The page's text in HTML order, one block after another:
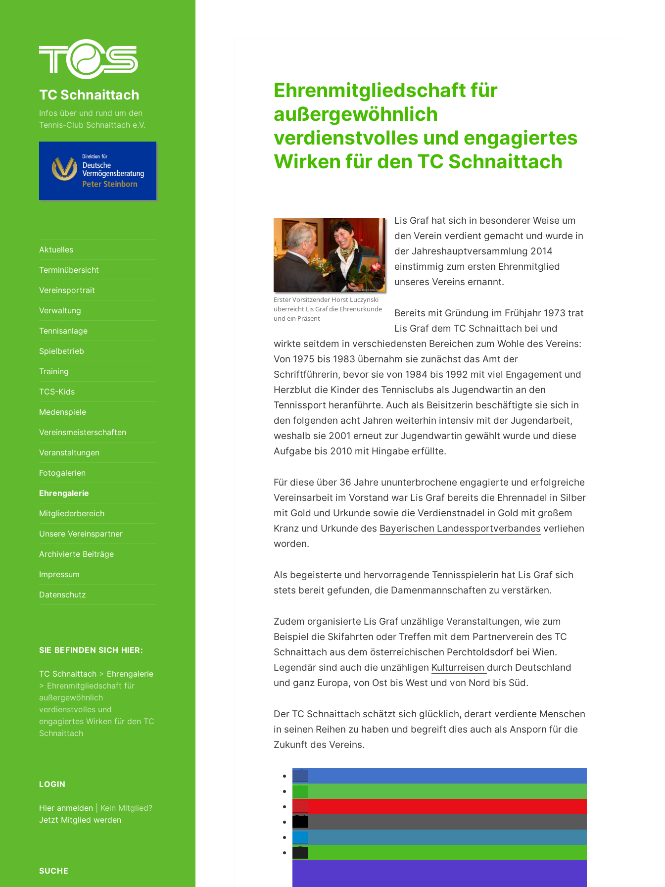
TC Schnaittach
Infos über und rund um den
Tennis-Club Schnaittach e.V.
Aktuelles
Terminübersicht
Vereinsportrait
Verwaltung
Tennisanlage
Spielbetrieb
Training
TCS-Kids
Medenspiele
Vereinsmeisterschaften
Veranstaltungen
Fotogalerien
Ehrengalerie
Mitgliederbereich
Unsere Vereinspartner
Archivierte Beiträge
Impressum
Datenschutz
SIE BEFINDEN SICH HIER:
TC Schnaittach > Ehrengalerie
> Ehrenmitgliedschaft für
außergewöhnlich
verdienstvolles und
engagiertes Wirken für den TC
Schnaittach
LOGIN
Hier anmelden | Kein Mitglied?
Jetzt Mitglied werden
SUCHE
Ehrenmitgliedschaft für
außergewöhnlich
verdienstvolles und engagiertes
Wirken für den TC Schnaittach
Erster Vorsitzender Horst Luczynski
überreicht Lis Graf die Ehrenurkunde
und ein Präsent
Lis Graf hat sich in besonderer Weise um
den Verein verdient gemacht und wurde in
der Jahreshauptversammlung 2014
einstimmig zum ersten Ehrenmitglied
unseres Vereins ernannt.
Bereits mit Gründung im Frühjahr 1973 trat
Lis Graf dem TC Schnaittach bei und
wirkte seitdem in verschiedensten Bereichen zum Wohle des Vereins:
Von 1975 bis 1983 übernahm sie zunächst das Amt der
Schriftführerin, bevor sie von 1984 bis 1992 mit viel Engagement und
Herzblut die Kinder des Tennisclubs als Jugendwartin an den
Tennissport heranführte. Auch als Beisitzerin beschäftigte sie sich in
den folgenden acht Jahren weiterhin intensiv mit der Jugendarbeit,
weshalb sie 2001 erneut zur Jugendwartin gewählt wurde und diese
Aufgabe bis 2010 mit Hingabe erfüllte.
Für diese über 36 Jahre ununterbrochene engagierte und erfolgreiche
Vereinsarbeit im Vorstand war Lis Graf bereits die Ehrennadel in Silber
mit Gold und Urkunde sowie die Verdienstnadel in Gold mit großem
Kranz und Urkunde des Bayerischen Landessportverbandes verliehen
worden.
Als begeisterte und hervorragende Tennisspielerin hat Lis Graf sich
stets bereit gefunden, die Damenmannschaften zu verstärken.
Zudem organisierte Lis Graf unzählige Veranstaltungen, wie zum
Beispiel die Skifahrten oder Treffen mit dem Partnerverein des TC
Schnaittach aus dem österreichischen Perchtoldsdorf bei Wien.
Legendär sind auch die unzähligen Kulturreisen durch Deutschland
und ganz Europa, von Ost bis West und von Nord bis Süd.
Der TC Schnaittach schätzt sich glücklich, derart verdiente Menschen
in seinen Reihen zu haben und begreift dies auch als Ansporn für die
Zukunft des Vereins.